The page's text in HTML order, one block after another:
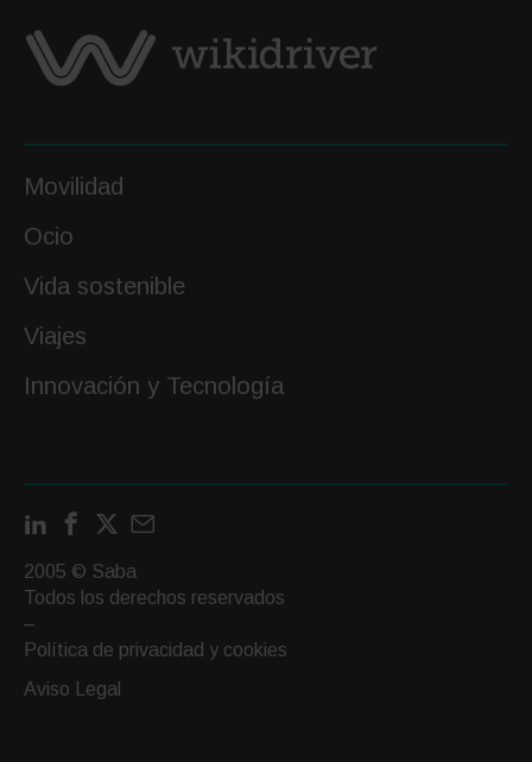
Movilidad
Ocio
Vida sostenible
Viajes
Innovación y Tecnología
LinkedIn
FacebookContactar
email
2005 © Saba
Todos los derechos reservados
–
Política de privacidad y cookies
Aviso Legal